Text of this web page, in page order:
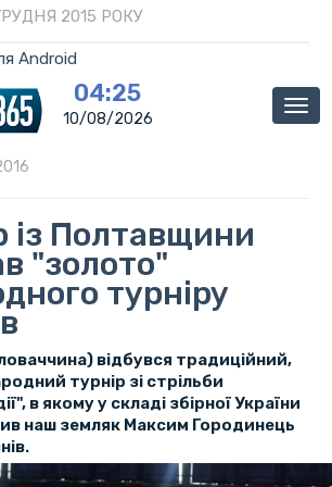
2015 РОКУ
Android
04:25
10/08/2026
із Полтавщини
"золото"
турніру
відбувся традиційний,
турнір зі стрільби
в якому у складі збірної України
наш земляк Максим Городинець